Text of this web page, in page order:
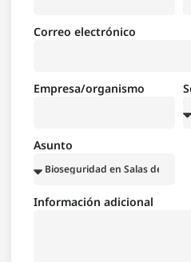
Correo electrónico
Empresa/organismo
Asunto
Información adicional